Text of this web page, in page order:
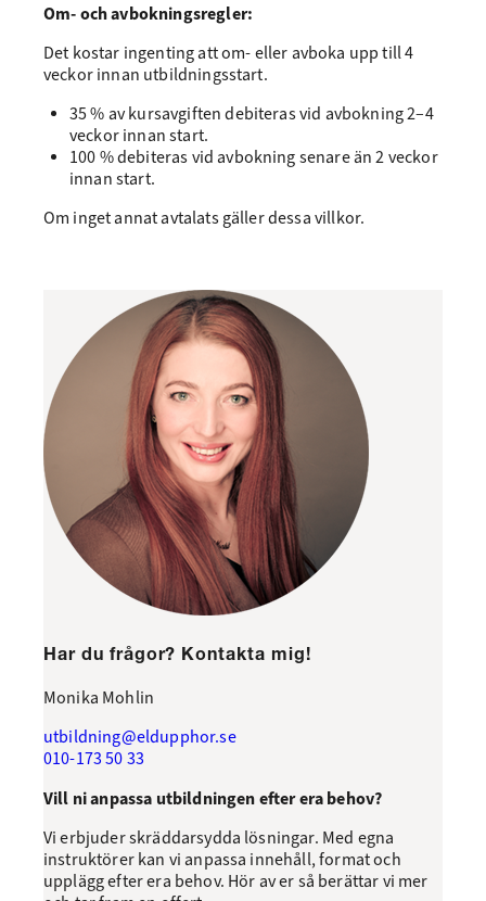
Om- och avbokningsregler:
Det kostar ingenting att om- eller avboka upp till 4
veckor innan utbildningsstart.
35 % av kursavgiften debiteras vid avbokning 2–4
veckor innan start.
100 % debiteras vid avbokning senare än 2 veckor
innan start.
Om inget annat avtalats gäller dessa villkor.
Har du frågor? Kontakta mig!
Monika Mohlin
utbildning@eldupphor.se
010-173 50 33
Vill ni anpassa utbildningen efter era behov?
Vi erbjuder skräddarsydda lösningar. Med egna
instruktörer kan vi anpassa innehåll, format och
upplägg efter era behov. Hör av er så berättar vi mer